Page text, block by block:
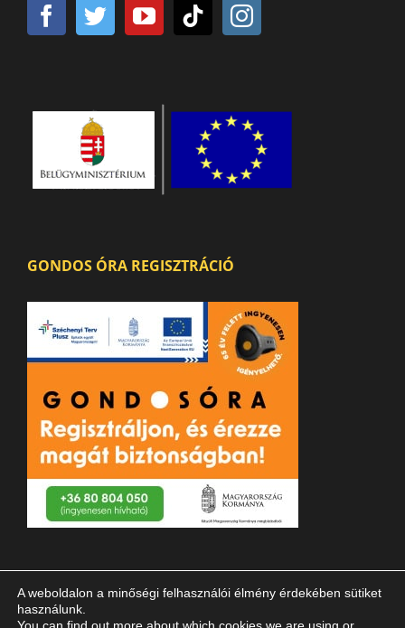
GONDOS ÓRA REGISZTRÁCIÓ
A weboldalon a minőségi felhasználói élmény érdekében sütiket
használunk.